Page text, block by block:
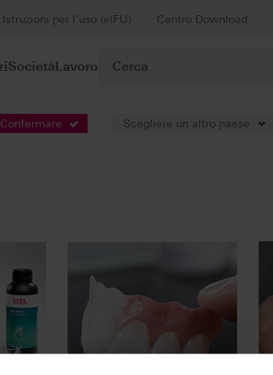
Istruzioni per l’uso (eIFU) Centro Download
SocietàLavoro
Confermare Scegliere un altro paese